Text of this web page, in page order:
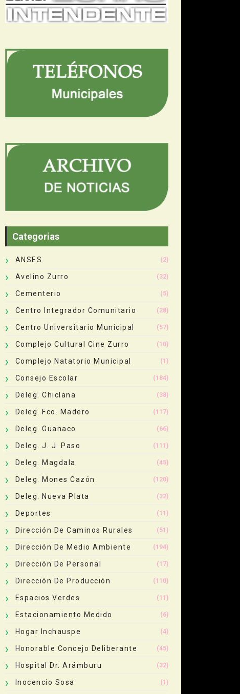
Categorias
ANSES (2)
Avelino Zurro (32)
Cementerio (5)
Centro Integrador Comunitario (28)
Centro Universitario Municipal (57)
Complejo Cultural Cine Zurro (10)
Complejo Natatorio Municipal (1)
Consejo Escolar (184)
Deleg. Chiclana (38)
Deleg. Fco. Madero (117)
Deleg. Guanaco (66)
Deleg. J. J. Paso (111)
Deleg. Magdala (45)
Deleg. Mones Cazón (120)
Deleg. Nueva Plata (32)
Deportes (11)
Dirección De Caminos Rurales (51)
Dirección De Medio Ambiente (194)
Dirección De Personal (17)
Dirección De Producción (110)
Espacios Verdes (11)
Estacionamiento Medido (6)
Hogar Inchauspe (4)
Honorable Concejo Deliberante (45)
Hospital Dr. Arámburu (32)
Inocencio Sosa (1)